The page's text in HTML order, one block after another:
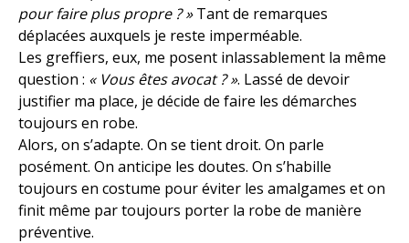
pour faire plus propre ? »Tant de remarques
déplacées auxquels je reste imperméable.
Les greffiers, eux, me posent inlassablement la même
question : « Vous êtes avocat ? ». Lassé de devoir
justifier ma place, je décide de faire les démarches
toujours en robe.
Alors, on s’adapte. On se tient droit. On parle
posément. On anticipe les doutes. On s’habille
toujours en costume pour éviter les amalgames et on
finit même par toujours porter la robe de manière
préventive.